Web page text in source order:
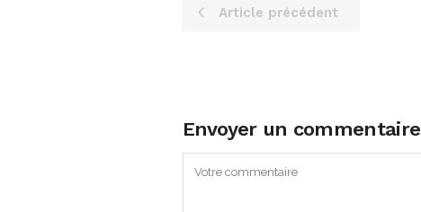
Article précédent
Envoyer un commentaire